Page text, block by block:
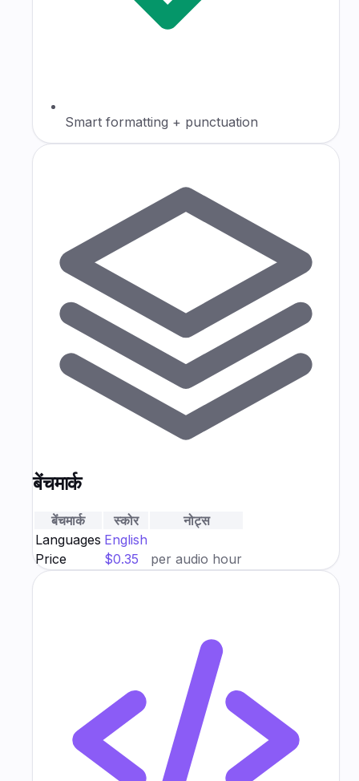
Smart formatting + punctuation
बेंचमार्क
बेंचमार्क स्कोर
नोट्स
Languages English
Price
$0.35 per audio hour